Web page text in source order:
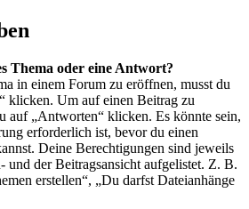
Thema oder eine Antwort?
in einem Forum zu eröffnen, musst du
klicken. Um auf einen Beitrag zu
auf „Antworten“ klicken. Es könnte sein,
erforderlich ist, bevor du einen
Deine Berechtigungen sind jeweils
und der Beitragsansicht aufgelistet. Z. B.
erstellen“, „Du darfst Dateianhänge